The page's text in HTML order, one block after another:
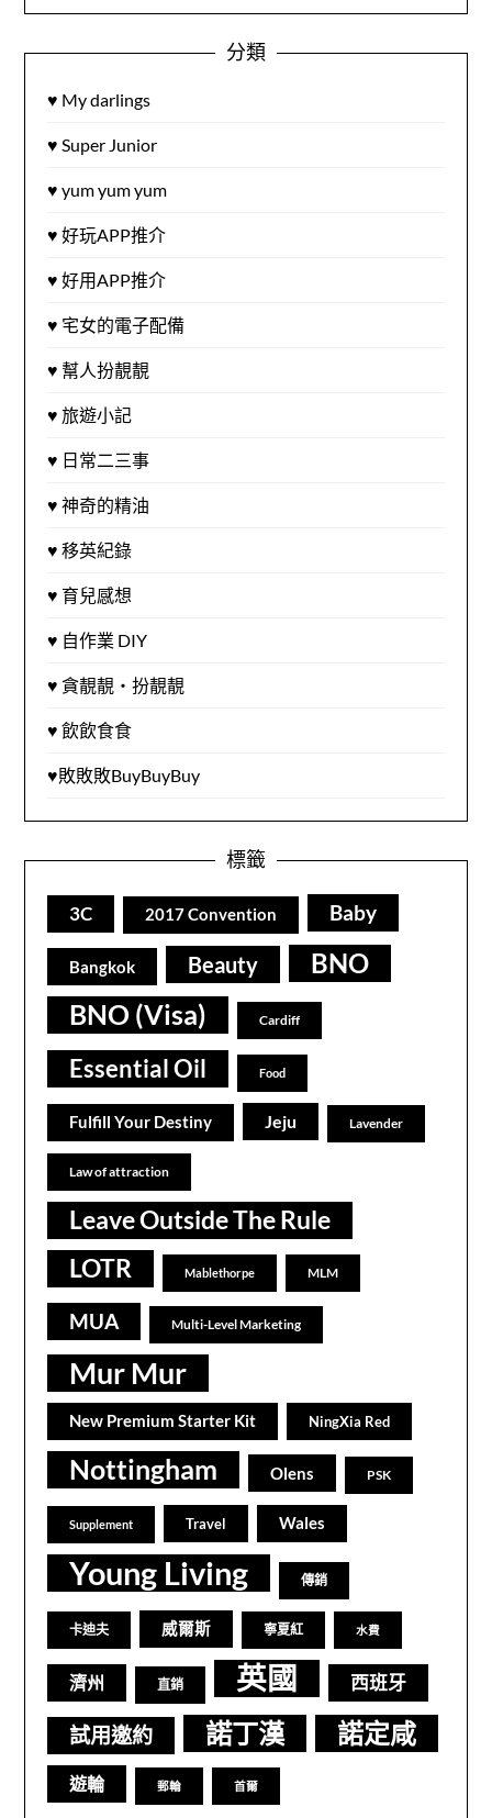
分類
♥ My darlings
♥ Super Junior
♥ yum yum yum
♥ 好玩APP推介
♥ 好用APP推介
♥ 宅女的電子配備
♥ 幫人扮靚靚
♥ 旅遊小記
♥ 日常二三事
♥ 神奇的精油
♥ 移英紀錄
♥ 育兒感想
♥ 自作業 DIY
♥ 貪靚靚‧扮靚靚
♥ 飲飲食食
♥敗敗敗BuyBuyBuy
標籤
3C 2017 Convention Baby
Bangkok Beauty
BNO
BNO (Visa)
Cardiff
Essential Oil Food
Fulfill Your Destiny Jeju Lavender
Law of attraction
Leave Outside The Rule
LOTR
Mablethorpe MLM
MUA Multi-Level Marketing
Mur Mur
New Premium Starter Kit NingXia Red
Nottingham Olens PSK
Supplement Travel Wales
Young Living 傳銷
卡迪夫 威爾斯 寧夏紅 水費
濟州 直銷 英國 西班牙
試用邀約 諾丁漢 諾定咸
遊輪 郵輪 首爾